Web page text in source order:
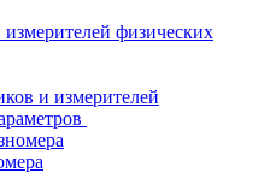
физических
и измерителей